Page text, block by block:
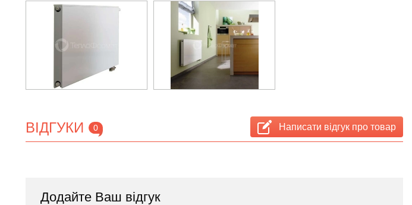
ВІДГУКИ 0 Написати відгук про товар
Додайте Ваш відгук